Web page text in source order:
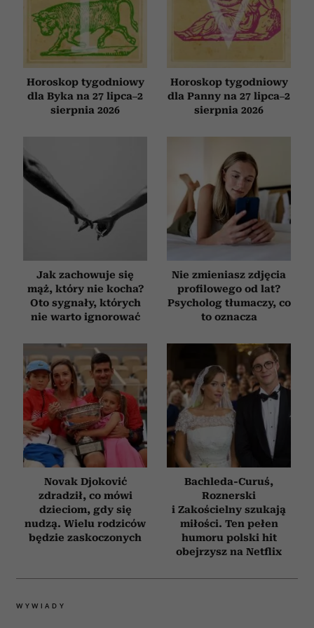
korzystania z ich usług.
Horoskop tygodniowy
dla Byka na 27 lipca–2
sierpnia 2026
Horoskop tygodniowy
dla Panny na 27 lipca–2
sierpnia 2026
Jak zachowuje się
mąż, który nie kocha?
Oto sygnały, których
nie warto ignorować
Nie zmieniasz zdjęcia
profilowego od lat?
Psycholog tłumaczy, co
to oznacza
Novak Djoković
zdradził, co mówi
dzieciom, gdy się
nudzą. Wielu rodziców
będzie zaskoczonych
Bachleda-Curuś,
Roznerski
i Zakościelny szukają
miłości. Ten pełen
humoru polski hit
obejrzysz na Netflix
WYWIADY